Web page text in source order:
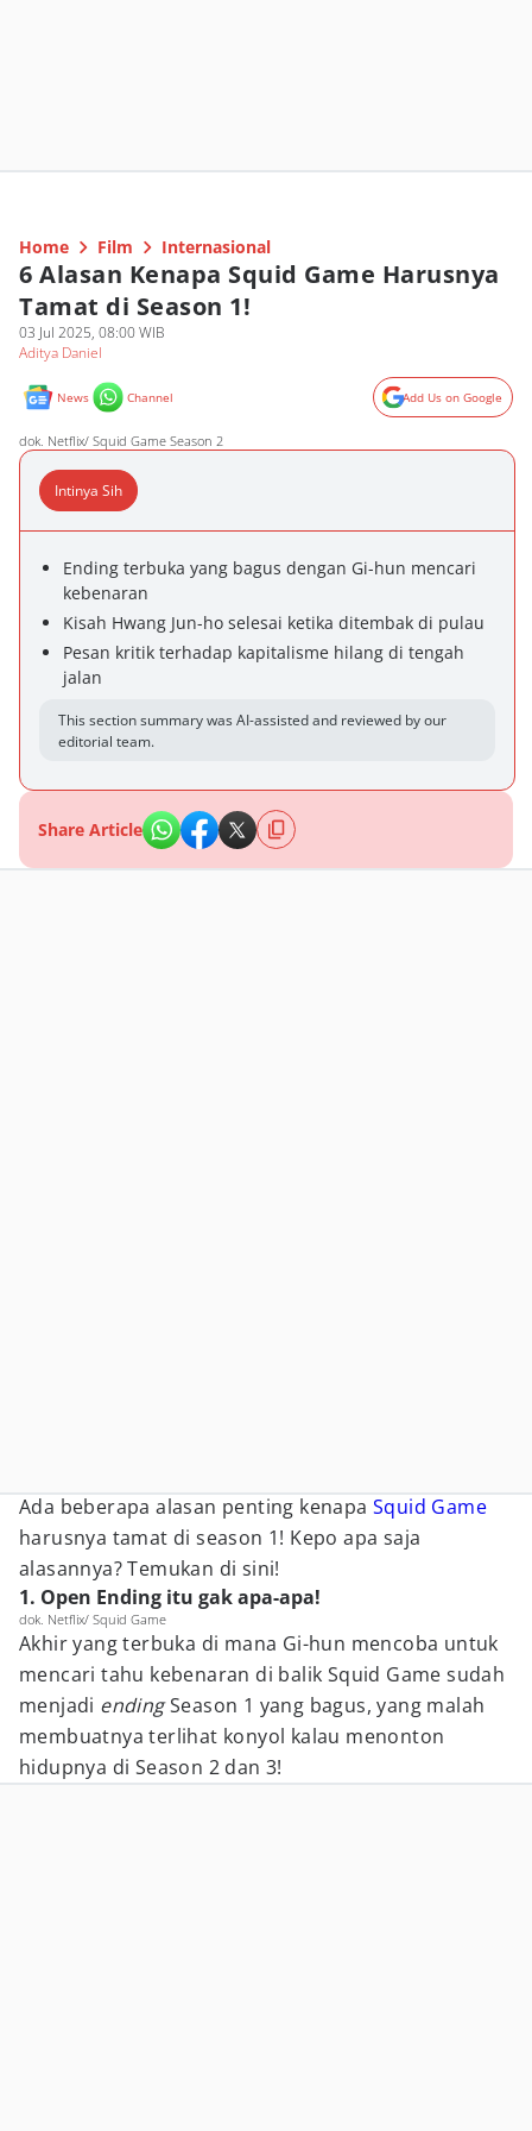
Home Film Internasional
6 Alasan Kenapa Squid Game Harusnya
Tamat di Season 1!
03 Jul 2025, 08:00 WIB
Aditya Daniel
News Channel Add Us on Google
dok. Netflix/ Squid Game Season 2
Intinya Sih
Ending terbuka yang bagus dengan Gi-hun mencari
kebenaran
Kisah Hwang Jun-ho selesai ketika ditembak di pulau
Pesan kritik terhadap kapitalisme hilang di tengah
jalan
This section summary was AI-assisted and reviewed by our
editorial team.
Share Article
Ada beberapa alasan penting kenapa Squid Game
harusnya tamat di season 1! Kepo apa saja
alasannya? Temukan di sini!
1. Open Ending itu gak apa-apa!
dok. Netflix/ Squid Game
Akhir yang terbuka di mana Gi-hun mencoba untuk
mencari tahu kebenaran di balik Squid Game sudah
menjadi endingSeason 1 yang bagus, yang malah
membuatnya terlihat konyol kalau menonton
hidupnya di Season 2 dan 3!